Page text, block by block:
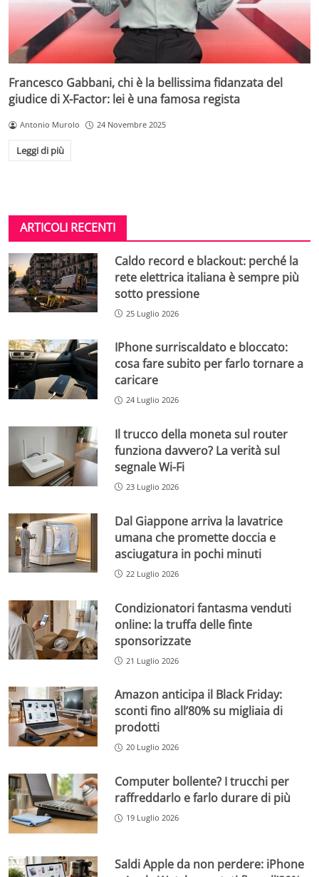
Francesco Gabbani, chi è la bellissima fidanzata del
giudice di X-Factor: lei è una famosa regista
Antonio Murolo 24 Novembre 2025
Leggi di più
ARTICOLI RECENTI
Caldo record e blackout: perché la
rete elettrica italiana è sempre più
sotto pressione
25 Luglio 2026
IPhone surriscaldato e bloccato:
cosa fare subito per farlo tornare a
caricare
24 Luglio 2026
Il trucco della moneta sul router
funziona davvero? La verità sul
segnale Wi-Fi
23 Luglio 2026
Dal Giappone arriva la lavatrice
umana che promette doccia e
asciugatura in pochi minuti
22 Luglio 2026
Condizionatori fantasma venduti
online: la truffa delle finte
sponsorizzate
21 Luglio 2026
Amazon anticipa il Black Friday:
sconti fino all’80% su migliaia di
prodotti
20 Luglio 2026
Computer bollente? I trucchi per
raffreddarlo e farlo durare di più
19 Luglio 2026
Saldi Apple da non perdere: iPhone